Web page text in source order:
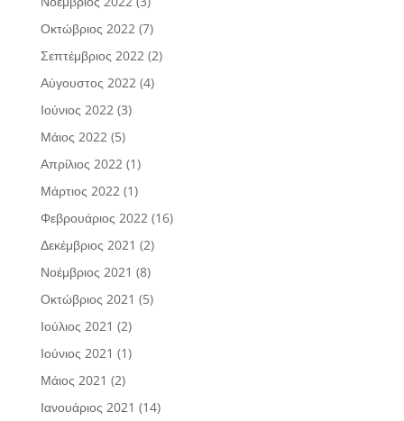
Οκτώβριος 2022(7)
Σεπτέμβριος 2022(2)
Αύγουστος 2022(4)
Ιούνιος 2022(3)
Μάιος 2022(5)
Απρίλιος 2022(1)
Μάρτιος 2022(1)
Φεβρουάριος 2022(16)
Δεκέμβριος 2021 (2)
Νοέμβριος 2021 (8)
Οκτώβριος 2021 (5)
Ιούλιος 2021 (2)
Ιούνιος 2021 (1)
Μάιος 2021 (2)
Ιανουάριος 2021 (14)